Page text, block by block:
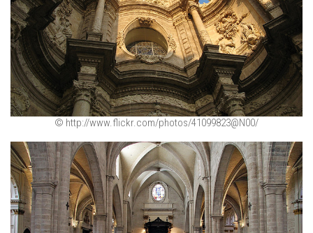
© http://www.flickr.com/photos/41099823@N00/